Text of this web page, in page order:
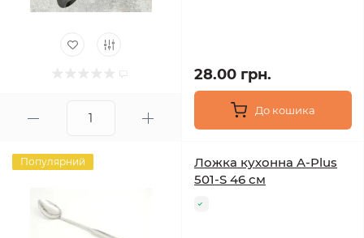
28.00 грн.
До кошика
Популярний
Ложка кухонна A-Plus
501-S 46 см